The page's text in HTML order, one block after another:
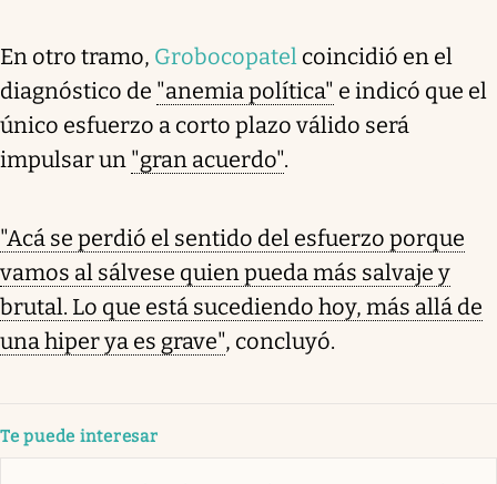
En otro tramo, Grobocopatel coincidió en el
diagnóstico de "anemia política" e indicó que el
único esfuerzo a corto plazo válido será
impulsar un "gran acuerdo".
"Acá se perdió el sentido del esfuerzo porque
vamos al sálvese quien pueda más salvaje y
brutal. Lo que está sucediendo hoy, más allá de
una hiper ya es grave", concluyó.
Te puede interesar